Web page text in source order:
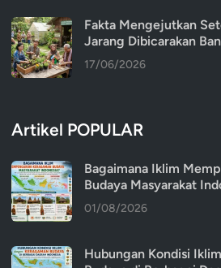
Fakta Mengejutkan
Jarang Dibicarakan
17/06/2026
Artikel POPULAR
Bagaimana Iklim
Budaya Masyarakat
01/08/2026
Hubungan Kondisi